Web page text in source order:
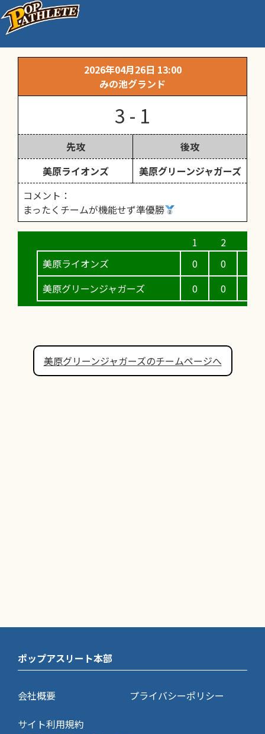
Ｂ堺美原春季大会決勝戦
2026年04月26日 13:00
みの池グランド
3 - 1
先攻
後攻
美原ライオンズ
美原グリーンジャガーズ
コメント：
まったくチームが機能せず準優勝
美原ライオンズ
美原グリーンジャガーズ
0
0
0
0
美原グリーンジャガーズのチームページへ
ポップアスリート本部
会社概要
プライバシーポリシー
サイト利用規約